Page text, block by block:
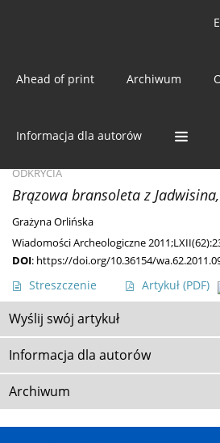
Ahead of print Archiwum
Informacja dla autorów
Słowo kluczowe
ODKRYCIA
Brązowa bransoleta z
Grażyna Orlińska
Wiadomości Archeologiczne
DOI: https://doi.org/10.36154/
Streszczenie Artykuł (PDF)
Wyślij swój artykuł
Informacja dla autorów
Archiwum